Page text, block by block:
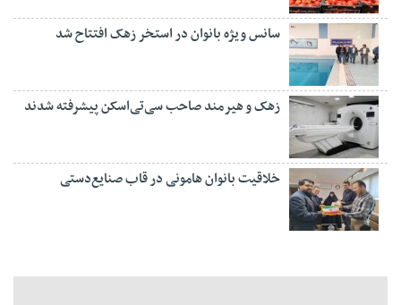
سانس ویژه بانوان در استخر زهک افتتاح شد
زهک و هیرمند صاحب سی‌تی‌اسکن پیشرفته شدند
خلاقیت بانوان هامونی در قاب صنایع‌دستی